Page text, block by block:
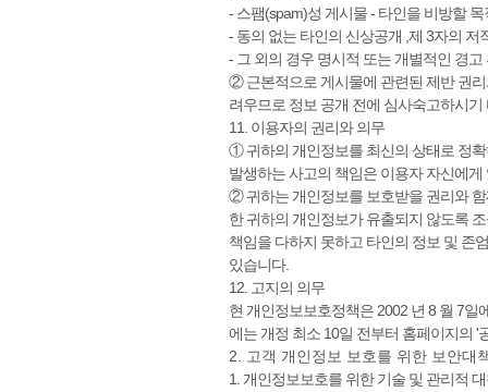
- 스팸(spam)성 게시물 - 타인을 비방할
- 동의 없는 타인의 신상공개 ,제 3자의
- 그 외의 경우 명시적 또는 개별적인 경
② 근본적으로 게시물에 관련된 제반 권
려우므로 정보 공개 전에 심사숙고하시기
11. 이용자의 권리와 의무
① 귀하의 개인정보를 최신의 상태로 정
발생하는 사고의 책임은 이용자 자신에
② 귀하는 개인정보를 보호받을 권리와
한 귀하의 개인정보가 유출되지 않도록
책임을 다하지 못하고 타인의 정보 및 존
있습니다.
12. 고지의 의무
현 개인정보보호정책은 2002 년 8 월 7일
에는 개정 최소 10일 전부터 홈페이지의 '
2. 고객 개인정보 보호를 위한 보안대
1. 개인정보보호를 위한 기술 및 관리적